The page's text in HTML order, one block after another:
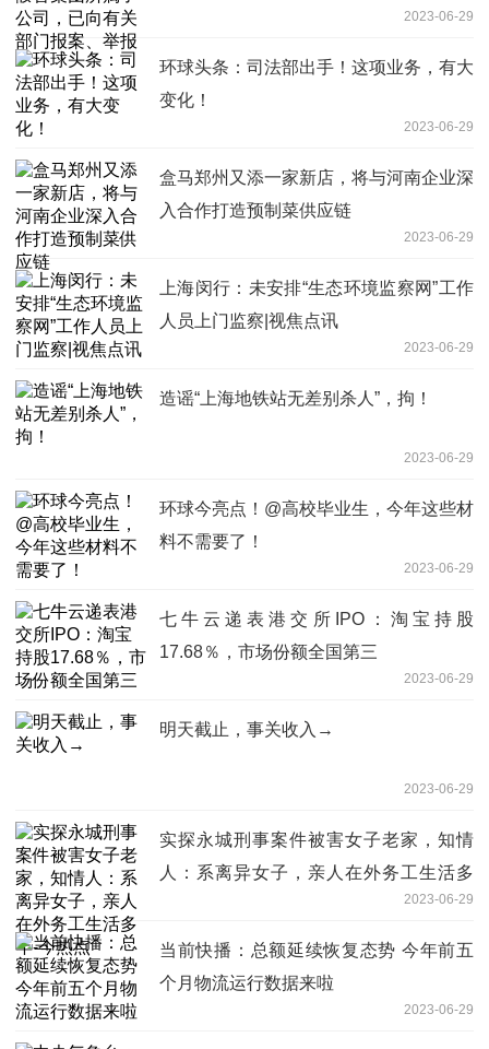
2023-06-29
环球头条：司法部出手！这项业务，有大
变化！
2023-06-29
盒马郑州又添一家新店，将与河南企业深
入合作打造预制菜供应链
2023-06-29
上海闵行：未安排“生态环境监察网”工作
人员上门监察|视焦点讯
2023-06-29
造谣“上海地铁站无差别杀人”，拘！
2023-06-29
环球今亮点！@高校毕业生，今年这些材
料不需要了！
2023-06-29
七牛云递表港交所IPO：淘宝持股
17.68％，市场份额全国第三
2023-06-29
明天截止，事关收入→
2023-06-29
实探永城刑事案件被害女子老家，知情
人：系离异女子，亲人在外务工生活多
2023-06-29
当前快播：总额延续恢复态势 今年前五
个月物流运行数据来啦
2023-06-29